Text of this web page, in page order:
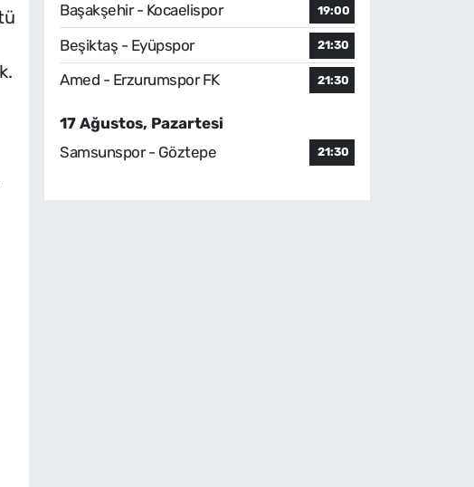
Başakşehir - Kocaelispor
19:00
Beşiktaş - Eyüpspor 21:30
Amed - Erzurumspor FK 21:30
17 Ağustos, Pazartesi
Samsunspor - Göztepe
21:30